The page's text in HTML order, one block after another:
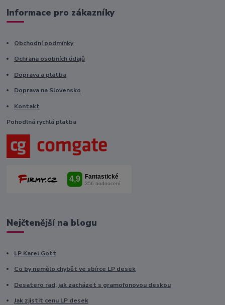
Informace pro zákazníky
Obchodní podmínky
Ochrana osobních údajů
Doprava a platba
Doprava na Slovensko
Kontakt
Pohodlná rychlá platba
Nejčtenější na blogu
LP Karel Gott
Co by nemělo chybět ve sbírce LP desek
Desatero rad, jak zacházet s gramofonovou deskou
Jak zjistit cenu LP desek